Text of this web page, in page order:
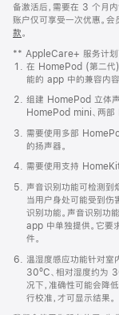
备激活后，需要在 3 个月
账户仅可享受一次优惠。会
款。
窗
口
中
打
开)
** AppleCare+ 服务计划
在 HomePod (第二代)
能的 app 中的兼容内容
组建 HomePod 立体
HomePod mini、两
需要使用多部
的扬声器。
需要使用支持
声音识别功能可检测到
当用户身处可能受到伤
识别功能。声音识别功
app 中单独提供。它要
件。
温湿度感应功能针对室
30ºC、相对湿度约为
况下，准确性可能会降
行校准，才可显示结果。